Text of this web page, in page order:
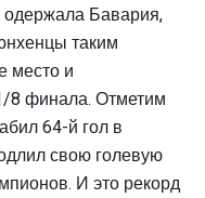
Бавария,
таким
место и
8 финала. Отметим
64-й гол в
свою голевую
И это рекорд